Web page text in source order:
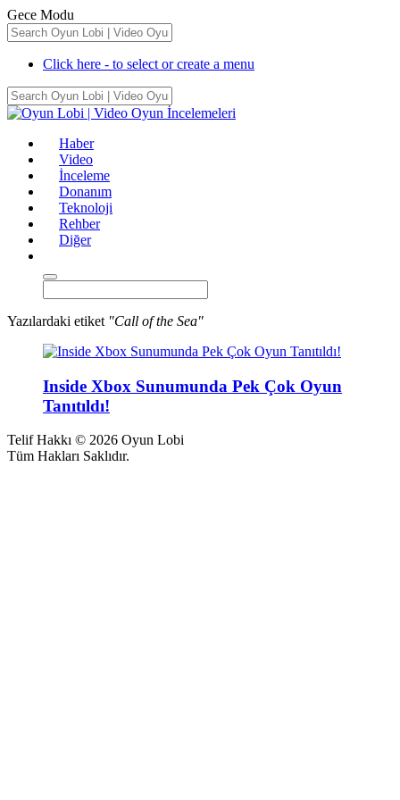
Gece Modu
Click here - to select or create a menu
Haber
Video
İnceleme
Donanım
Teknoloji
Rehber
Diğer
Yazılardaki etiket "Call of the Sea"
Inside Xbox Sunumunda Pek Çok Oyun
Tanıtıldı!
Telif Hakkı © 2026 Oyun Lobi
Tüm Hakları Saklıdır.